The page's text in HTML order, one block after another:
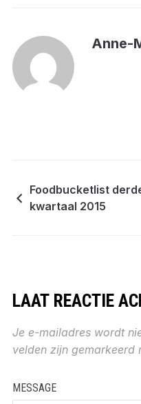
Anne-
Foodbucketlist
kwartaal 2015
LAAT REACTIE
Je e-mailadres wordt
velden zijn gemarkeerd
MESSAGE